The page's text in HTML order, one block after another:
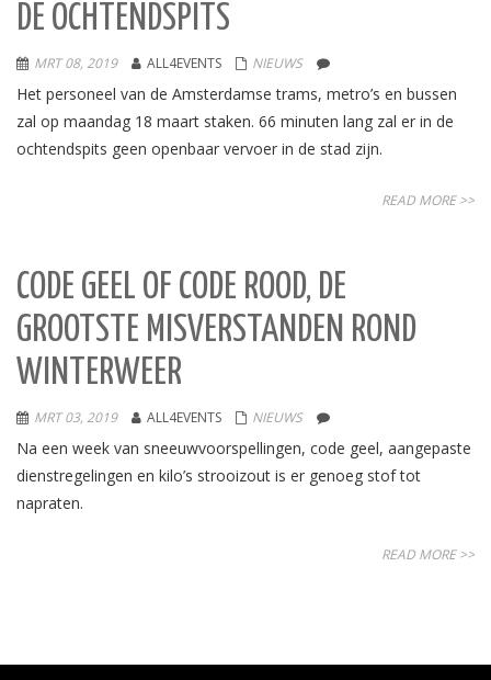
DE OCHTENDSPITS
MRT 08, 2019 ALL4EVENTS NIEUWS
Het personeel van de Amsterdamse trams, metro’s en bussen
zal op maandag 18 maart staken. 66 minuten lang zal er in de
ochtendspits geen openbaar vervoer in de stad zijn.
READ MORE >>
CODE GEEL OF CODE ROOD, DE
GROOTSTE MISVERSTANDEN ROND
WINTERWEER
MRT 03, 2019 ALL4EVENTS NIEUWS
Na een week van sneeuwvoorspellingen, code geel, aangepaste
dienstregelingen en kilo’s strooizout is er genoeg stof tot
napraten.
READ MORE >>